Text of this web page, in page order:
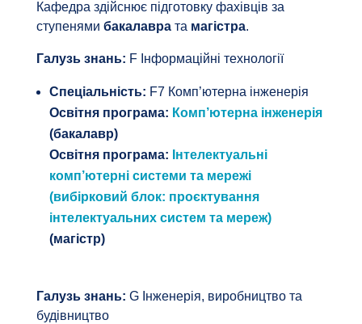
Кафедра здійснює підготовку фахівців за
ступенями бакалавра та магістра.
Галузь знань: F Інформаційні технології
Спеціальність: F7 Комп’ютерна інженерія
Освітня програма: Комп’ютерна інженерія
(бакалавр)
Освітня програма: Інтелектуальні
комп’ютерні системи та мережі
(вибірковий блок: проєктування
інтелектуальних систем та мереж)
(магістр)
Галузь знань: G Інженерія, виробництво та
будівництво